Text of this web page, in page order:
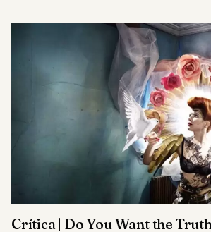
Crítica | Do You Want the